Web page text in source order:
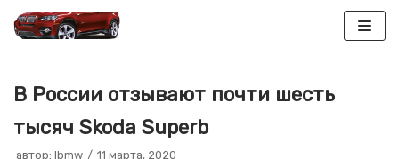
содержимому
В России отзывают почти шесть
тысяч Skoda Superb
автор: lbmw 11 марта, 2020